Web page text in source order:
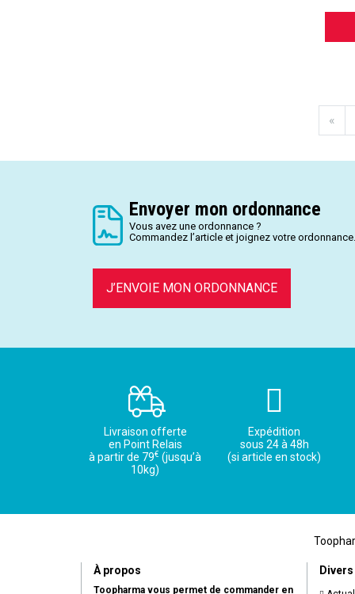
«
Envoyer mon ordonnance
Vous avez une ordonnance ?
Commandez l’article et joignez votre ordonnance.
J’ENVOIE MON ORDONNANCE
Livraison offerte
en Point Relais
à partir de 79€ (jusqu’à
10kg)
Expédition
sous 24 à 48h
(si article en stock)
À propos
Toopharma vous permet de commander en
Divers